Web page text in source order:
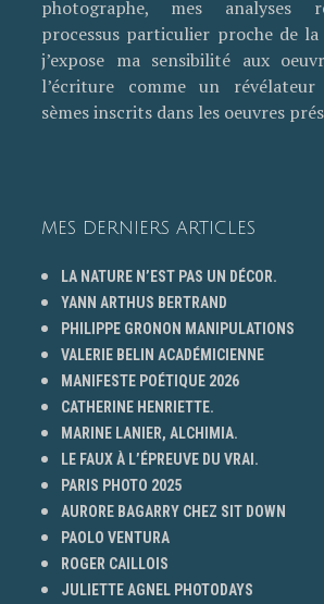
photographe, mes analyses
processus particulier proche de
j’expose ma sensibilité aux
l’écriture comme un
sèmes inscrits dans les oeuvres
MES DERNIERS ARTICLES
LA NATURE N’EST PAS UN DÉCOR.
YANN ARTHUS BERTRAND
PHILIPPE GRONON MANIPULATIONS
VALERIE BELIN ACADÉMICIENNE
MANIFESTE POÉTIQUE 2026
CATHERINE HENRIETTE.
MARINE LANIER, ALCHIMIA.
LE FAUX À L’ÉPREUVE DU VRAI.
PARIS PHOTO 2025
AURORE BAGARRY CHEZ SIT DOWN
PAOLO VENTURA
ROGER CAILLOIS
JULIETTE AGNEL PHOTODAYS